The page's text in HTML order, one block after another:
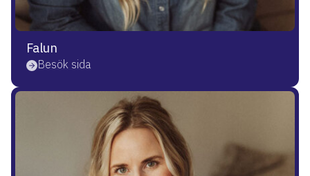
Falun
Besök sida